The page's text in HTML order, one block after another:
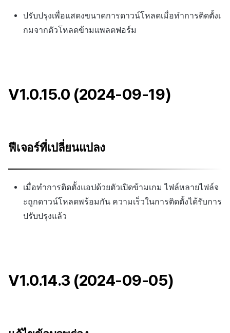
ปรับปรุงเพื่อแสดงขนาดการดาวน์โหลดเมื่อทำการติดตั้งเ
กมจากตัวโหลดข้ามแพลตฟอร์ม
V1.0.15.0 (2024-09-19)
ฟีเจอร์ที่เปลี่ยนแปลง
เมื่อทำการติดตั้งแอปด้วยตัวเปิดข้ามเกม ไฟล์หลายไฟล์จ
ะถูกดาวน์โหลดพร้อมกัน ความเร็วในการติดตั้งได้รับการ
ปรับปรุงแล้ว
V1.0.14.3 (2024-09-05)